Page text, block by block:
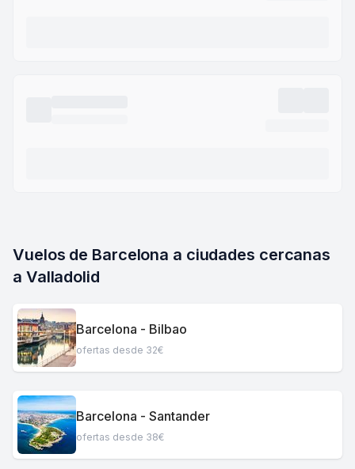
Vuelos de Barcelona a ciudades cercanas
a Valladolid
Barcelona - Bilbao
ofertas desde 32€
Barcelona - Santander
ofertas desde 38€